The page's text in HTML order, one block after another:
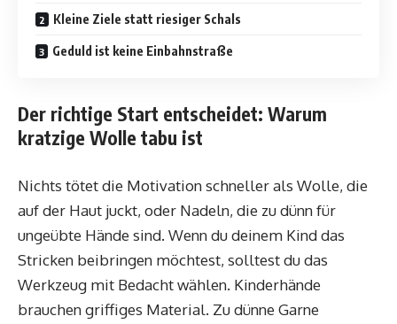
Kleine Ziele statt riesiger Schals
Geduld ist keine Einbahnstraße
Der richtige Start entscheidet: Warum
kratzige Wolle tabu ist
Nichts tötet die Motivation schneller als Wolle, die
auf der Haut juckt, oder Nadeln, die zu dünn für
ungeübte Hände sind. Wenn du deinem Kind das
Stricken beibringen möchtest, solltest du das
Werkzeug mit Bedacht wählen. Kinderhände
brauchen griffiges Material. Zu dünne Garne